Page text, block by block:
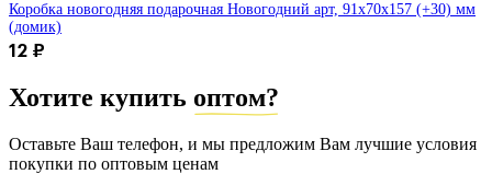
Коробка новогодняя подарочная Новогодний арт, 91х70х157 (+30) мм
(домик)
12 ₽
Хотите купить оптом?
Оставьте Ваш телефон, и мы предложим Вам лучшие условия
покупки по оптовым ценам